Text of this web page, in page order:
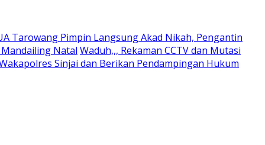
Tarowang Pimpin Langsung Akad Nikah, Pengantin
Natal Waduh,,, Rekaman CCTV dan Mutasi
Sinjai dan Berikan Pendampingan Hukum